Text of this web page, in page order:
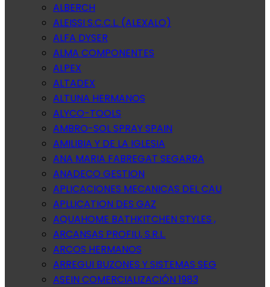
ALBERCH
ALEISSI S.C.C.L. (ALEXALO)
ALFA DYSER
ALMA COMPONENTES
ALPEX
ALTADEX
ALTUNA HERMANOS
ALYCO-TOOLS
AMBRO-SOL SPRAY SPAIN
AMILIBIA Y DE LA IGLESIA
ANA MARIA FABREGAT SEGARRA
ANADECO GESTION
APLICACIONES MECANICAS DEL CAU
APLLICATION DES GAZ
AQUAHOME BATHKITCHEN STYLES ,
ARCANSAS PROFILI, S.R.L.
ARCOS HERMANOS
ARREGUI BUZONES Y SISTEMAS SEG
ASEIN COMERCIALIZACIÓN 1983